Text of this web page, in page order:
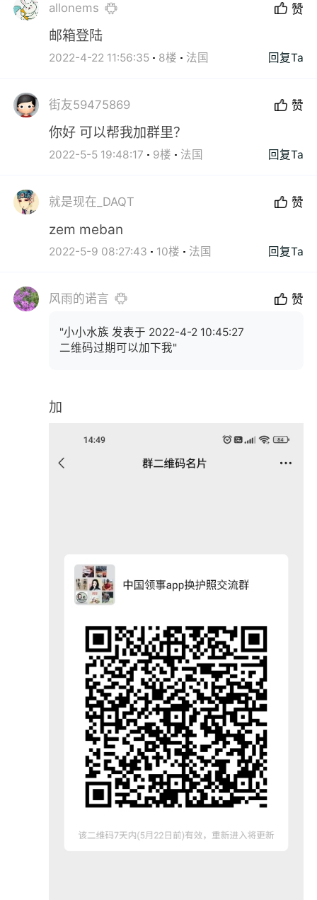
allonems 赞
邮箱登陆
2022-4-22 11:56:35 8楼 法国 回复Ta
街友59475869 赞
你好 可以帮我加群里？
2022-5-5 19:48:17 9楼 法国 回复Ta
就是现在_DAQT 赞
zem meban
2022-5-9 08:27:43 10楼 法国 回复Ta
风雨的诺言 赞
"小小水族 发表于 2022-4-2 10:45:27
二维码过期可以加下我"
加